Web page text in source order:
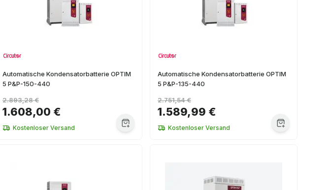
Automatische Kondensatorbatterie OPTIM
5 P&P-150-440
1.608,00 €
2.893,28 €
Kostenloser Versand
Automatische Kondensatorbatterie OPTIM
5 P&P-135-440
1.589,99 €
2.751,54 €
Kostenloser Versand